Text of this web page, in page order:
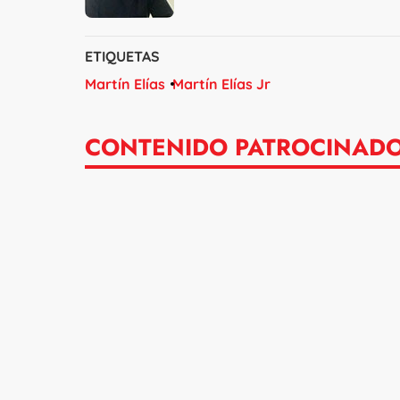
ETIQUETAS
Martín Elías Martín Elías Jr
CONTENIDO